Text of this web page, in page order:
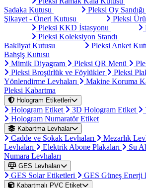
Sadaka Kutusu
Pleksi Oy Sandığı
Şikayet - Öneri Kutusu
Pleksi
Pleksi KKD İstasyonu
Pleksi Koleksiyon Standı
Bakliyat Kutusu
Pleksi Anket
Bahşiş Kutusu
Mimik Diyagram
Pleksi QR Menü
Pleksi Broşürlük ve Föylükler
Pleksi
Yönlendirme Levhaları
Makine Koruma
Pleksi Kabartma
Hologram Etiketleri
Hologram Etiket 3D Hologram Etiket
Hologram Numaratör Etiket
Kabartma Levhalar
Cadde ve Sokak Levhaları Mezarlık
Levhaları
Elektrik Abone Plakaları Su
Numara Levhaları
GES Levhaları
GES Solar Etiketleri GES Güneş Enerji
Kabartmalı PVC Etiket